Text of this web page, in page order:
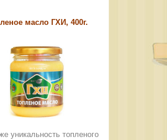
масло ГХИ, 400г.
уникальность топленого